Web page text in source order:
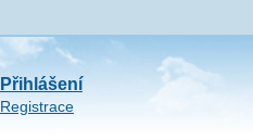
Přihlášení
Registrace